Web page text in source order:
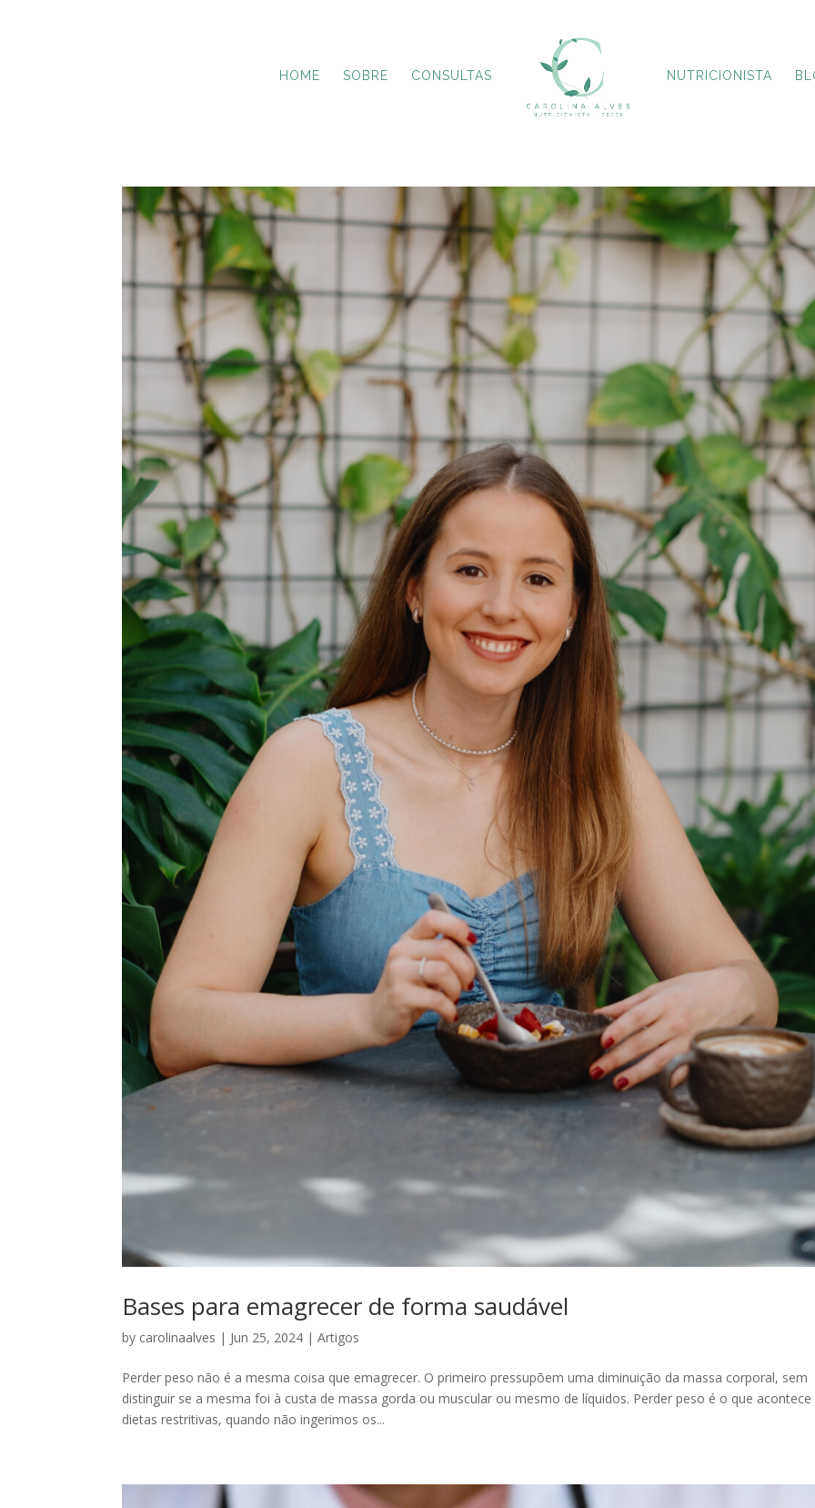
HOME SOBRE CONSULTAS NUTRICIONISTA
Bases para emagrecer de forma saudável
by carolinaalves | Jun 25, 2024 |Artigos
Perder peso não é a mesma coisa que emagrecer. O primeiro pressupõem uma diminuição da massa corporal, sem
distinguir se a mesma foi à custa de massa gorda ou muscular ou mesmo de líquidos. Perder peso é o que acontece
dietas restritivas, quando não ingerimos os...